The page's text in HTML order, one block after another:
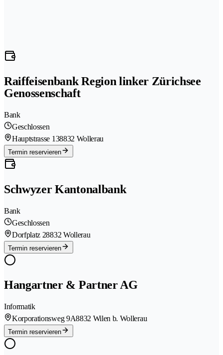
Raiffeisenbank Region linker Zürichsee
Genossenschaft
Bank
Geschlossen
Hauptstrasse 138832 Wollerau
Termin reservieren
Schwyzer Kantonalbank
Bank
Geschlossen
Dorfplatz 28832 Wollerau
Termin reservieren
Hangartner & Partner AG
Informatik
Korporationsweg 9A8832 Wilen b. Wollerau
Termin reservieren